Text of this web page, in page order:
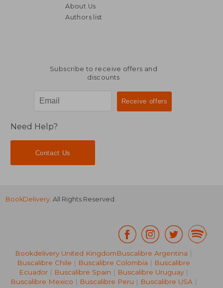
About Us
Authors list
Subscribe to receive offers and
discounts
Need Help?
Contact Us
BookDelivery. All Rights Reserved.
Bookdelivery United KingdomBuscalibre Argentina |
Buscalibre Chile | Buscalibre Colombia | Buscalibre
Ecuador | Buscalibre Spain | Buscalibre Uruguay |
Buscalibre Mexico | Buscalibre Peru | Buscalibre USA|